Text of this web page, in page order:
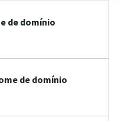
de domínio
de domínio